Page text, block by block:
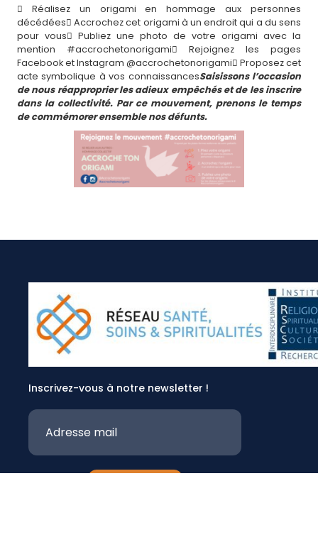
 Réalisez un origami en hommage aux personnes
décédées Accrochez cet origami à un endroit qui a du sens
pour vous Publiez une photo de votre origami avec la
mention #accrochetonorigami Rejoignez les pages
Facebook et Instagram @accrochetonorigami Proposez cet
acte symbolique à vos connaissancesSaisissons l’occasion
de nous réapproprier les adieux empêchés et de les inscrire
dans la collectivité. Par ce mouvement, prenons le temps
de commémorer ensemble nos défunts.
Inscrivez-vous à notre newsletter !